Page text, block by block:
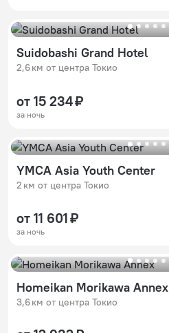
Suidobashi Grand Hotel
2,6 км от центра Токио
от 15 234 ₽
за ночь
YMCA Asia Youth Center
2 км от центра Токио
от 11 601 ₽
за ночь
Homeikan Morikawa Annex
3,6 км от центра Токио